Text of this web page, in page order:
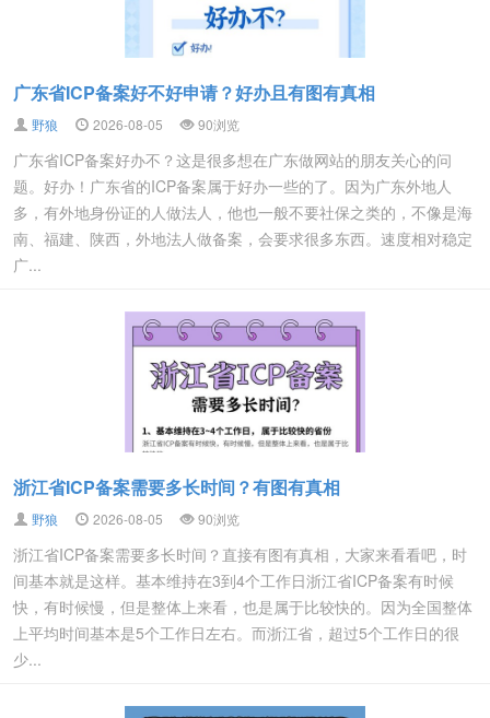
广东省ICP备案好不好申请？好办且有图有真相
野狼 2026-08-05 90浏览
广东省ICP备案好办不？这是很多想在广东做网站的朋友关心的问
题。好办！广东省的ICP备案属于好办一些的了。因为广东外地人
多，有外地身份证的人做法人，他也一般不要社保之类的，不像是海
南、福建、陕西，外地法人做备案，会要求很多东西。速度相对稳定
广...
浙江省ICP备案需要多长时间？有图有真相
野狼 2026-08-05 90浏览
浙江省ICP备案需要多长时间？直接有图有真相，大家来看看吧，时
间基本就是这样。基本维持在3到4个工作日浙江省ICP备案有时候
快，有时候慢，但是整体上来看，也是属于比较快的。因为全国整体
上平均时间基本是5个工作日左右。而浙江省，超过5个工作日的很
少...